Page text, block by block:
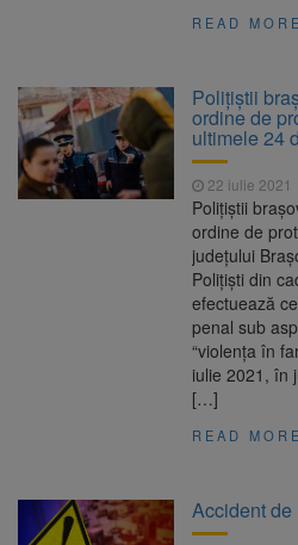
READ MORE
Polițiștii
ordine de
ultimele 24
22 iulie 2021
Polițiștii
ordine de
județului
Polițiști din
efectuează
penal sub
“violența în
iulie 2021, în
[…]
READ MORE
Accident